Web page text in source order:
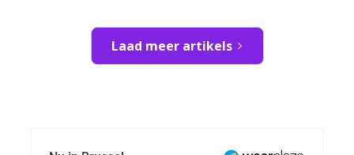
Laad meer artikels